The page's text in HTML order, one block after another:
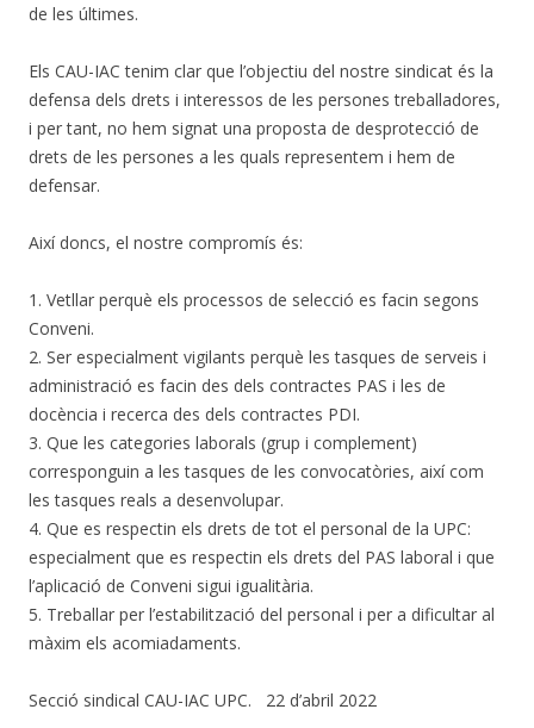
de les últimes.
Els CAU-IAC tenim clar que l’objectiu del nostre sindicat és la
defensa dels drets i interessos de les persones treballadores,
i per tant, no hem signat una proposta de desprotecció de
drets de les persones a les quals representem i hem de
defensar.
Així doncs, el nostre compromís és:
1. Vetllar perquè els processos de selecció es facin segons
Conveni.
2. Ser especialment vigilants perquè les tasques de serveis i
administració es facin des dels contractes PAS i les de
docència i recerca des dels contractes PDI.
3. Que les categories laborals (grup i complement)
corresponguin a les tasques de les convocatòries, així com
les tasques reals a desenvolupar.
4. Que es respectin els drets de tot el personal de la UPC:
especialment que es respectin els drets del PAS laboral i que
l’aplicació de Conveni sigui igualitària.
5. Treballar per l’estabilització del personal i per a dificultar al
màxim els acomiadaments.
Secció sindical CAU-IAC UPC. 22 d’abril 2022